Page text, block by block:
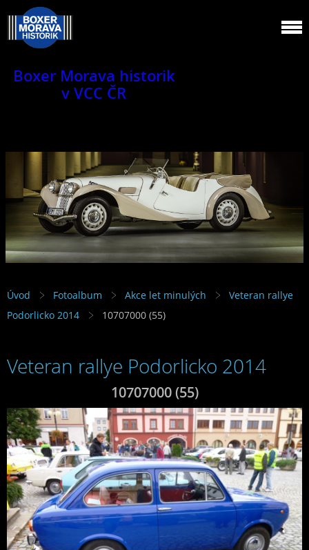
Boxer Morava historik
v VCC ČR
Jsme klub veteránů.
Úvod Fotoalbum Akce let minulých
Veteran rallye
Podorlicko 2014
10707000 (55)
Veteran rallye Podorlicko 2014
10707000 (55)